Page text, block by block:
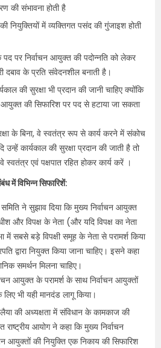
की संभावना होती है
नियुक्तियों में व्यक्तिगत पसंद की गुंजाइश होती
पर निर्वाचन आयुक्त की पदोन्नति को लेकर
दबाव के प्रति संवेदनशील बनाती है।
की सुरक्षा भी प्रदान की जानी चाहिए क्योंकि
आयुक्त की सिफारिश पर पद से हटाया जा सकता
के बिना, वे स्वतंत्र रूप से कार्य करने में संकोच
कार्यकाल की सुरक्षा प्रदान की जाती है तो
स्वतंत्र एवं पक्षपात रहित होकर कार्य करें ।
में विभिन्न सिफारिशें:
ने सुझाव दिया कि मुख्य निर्वाचन आयुक्त
और विपक्ष के नेता (और यदि विपक्ष का नेता
में सबसे बड़े विपक्षी समूह के नेता से परामर्श किया
द्वारा नियुक्त किया जाना चाहिए। इसने कहा
समर्थन मिलना चाहिए।
आयुक्त के परामर्श के साथ निर्वाचन आयुक्तों
लिए भी यही मानदंड लागू किया।
की अध्यक्षता में संविधान के कामकाज की
राष्ट्रीय आयोग ने कहा कि मुख्य निर्वाचन
आयुक्तों की नियुक्ति एक निकाय की सिफारिश